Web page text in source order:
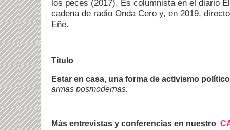
los peces (2017). Es columnista en el diario
cadena de radio Onda Cero y, en 2019,
Eñe.
Título_
Estar en casa, una forma de activismo
armas posmodernas.
Más entrevistas y conferencias en nuestro